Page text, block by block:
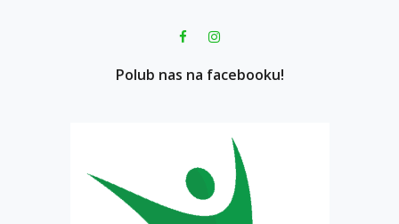
Polub nas na facebooku!